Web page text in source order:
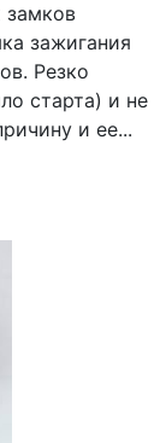
замков
зажигания
Резко
старта) и не
и ее...